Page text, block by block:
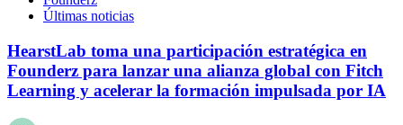
Últimas noticias
HearstLab toma una participación estratégica en
Founderz para lanzar una alianza global con Fitch
Learning y acelerar la formación impulsada por IA